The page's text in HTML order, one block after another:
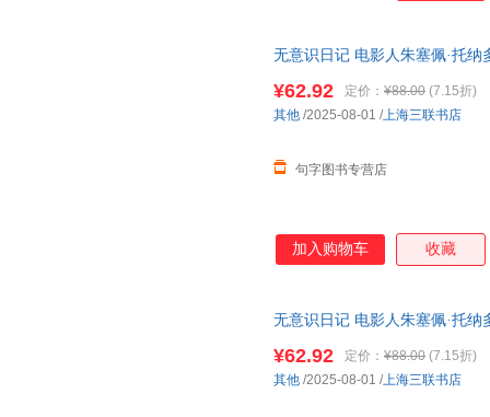
无意识日记 电影人朱塞佩·托
¥62.92 定价： ¥88.00 (7.15折)
句字图书专营店
其他 /2025-08-01 /上海三联书店
加入购物车 收藏
无意识日记 电影人朱塞佩·托
¥62.92 定价： ¥88.00 (7.15折)
其他 /2025-08-01 /上海三联书店